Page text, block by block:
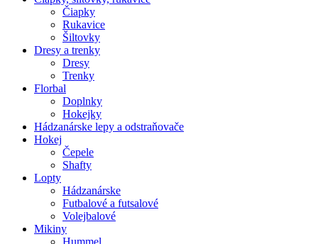
Čiapky
Rukavice
Šiltovky
Dresy a trenky
Dresy
Trenky
Florbal
Doplnky
Hokejky
Hádzanárske lepy a odstraňovače
Hokej
Čepele
Shafty
Lopty
Hádzanárske
Futbalové a futsalové
Volejbalové
Mikiny